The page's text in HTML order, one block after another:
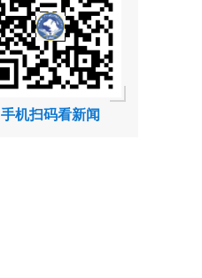
手机扫码看新闻